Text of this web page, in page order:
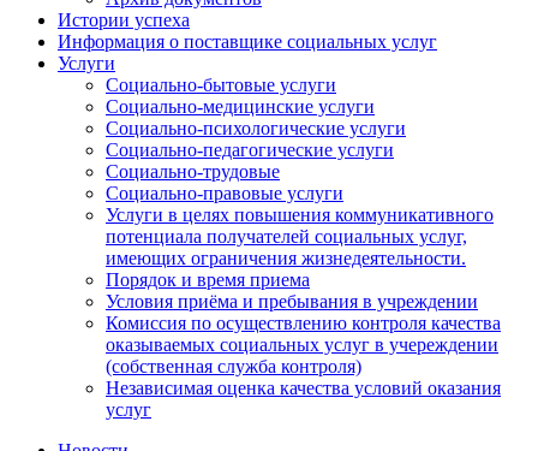
Истории успеха
Информация о поставщике социальных услуг
Услуги
Социально-бытовые услуги
Социально-медицинские услуги
Социально-психологические услуги
Социально-педагогические услуги
Социально-трудовые
Социально-правовые услуги
Услуги в целях повышения коммуникативного
потенциала получателей социальных услуг,
имеющих ограничения жизнедеятельности.
Порядок и время приема
Условия приёма и пребывания в учреждении
Комиссия по осуществлению контроля качества
оказываемых социальных услуг в учереждении
(собственная служба контроля)
Независимая оценка качества условий оказания
услуг